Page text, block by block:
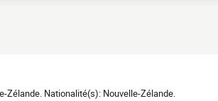
Zélande. Nationalité(s): Nouvelle-Zélande.